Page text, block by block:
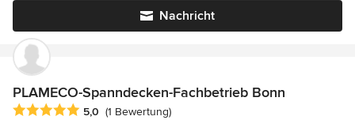
Nachricht
PLAMECO-Spanndecken-Fachbetrieb Bonn
Durchschnittliche Bewertung: 5 von 5 Sternen
5,0 (1 Bewertung)